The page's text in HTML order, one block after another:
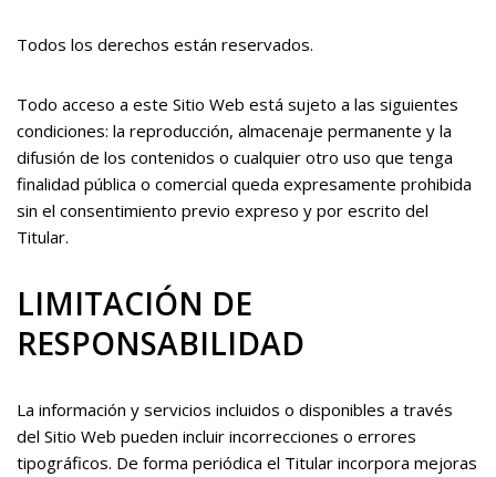
Todos los derechos están reservados.
Todo acceso a este Sitio Web está sujeto a las siguientes
condiciones: la reproducción, almacenaje permanente y la
difusión de los contenidos o cualquier otro uso que tenga
finalidad pública o comercial queda expresamente prohibida
sin el consentimiento previo expreso y por escrito del
Titular.
LIMITACIÓN DE
RESPONSABILIDAD
La información y servicios incluidos o disponibles a través
del Sitio Web pueden incluir incorrecciones o errores
tipográficos. De forma periódica el Titular incorpora mejoras